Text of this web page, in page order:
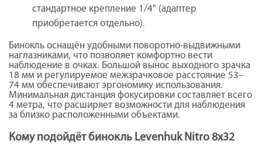
стандартное крепление 1/4" (адаптер
приобретается отдельно).
Бинокль оснащён удобными поворотно-выдвижными
наглазниками, что позволяет комфортно вести
наблюдение в очках. Большой вынос выходного зрачка
18 мм и регулируемое межзрачковое расстояние 53–
74 мм обеспечивают эргономику использования.
Минимальная дистанция фокусировки составляет всего
4 метра, что расширяет возможности для наблюдения
за близко расположенными объектами.
Кому подойдёт бинокль Levenhuk Nitro 8x32